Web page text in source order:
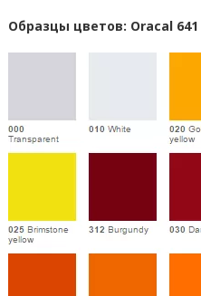
Образцы цветов: Oracal 641